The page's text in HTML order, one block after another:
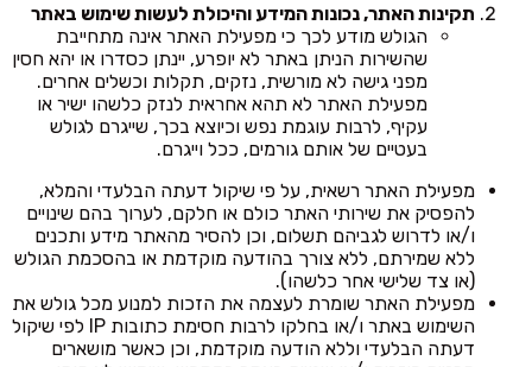
תקינות האתר, נכונות המידע והיכולת לעשות שימוש באתר
הגולש מודע לכך כי מפעילת האתר אינה מתחייבת
שהשירות הניתן באתר לא יופרע, יינתן כסדרו או יהא חסין
מפני גישה לא מורשית, נזקים, תקלות וכשלים אחרים.
מפעילת האתר לא תהא אחראית לנזק כלשהו ישיר או
עקיף, לרבות עוגמת נפש וכיוצא בכך, שייגרם לגולש
בעטיים של אותם גורמים, ככל וייגרם.
מפעילת האתר רשאית, על פי שיקול דעתה הבלעדי והמלא,
להפסיק את שירותי האתר כולם או חלקם, לערוך בהם שינויים
ו/או לדרוש לגביהם תשלום, וכן להסיר מהאתר מידע ותכנים
ללא שמירתם, ללא צורך בהודעה מוקדמת או בהסכמת הגולש
(או צד שלישי אחר כלשהו).
מפעילת האתר שומרת לעצמה את הזכות למנוע מכל גולש את
השימוש באתר ו/או בחלקו לרבות חסימת כתובות IP לפי שיקול
דעתה הבלעדי וללא הודעה מוקדמת, וכן כאשר מושארים